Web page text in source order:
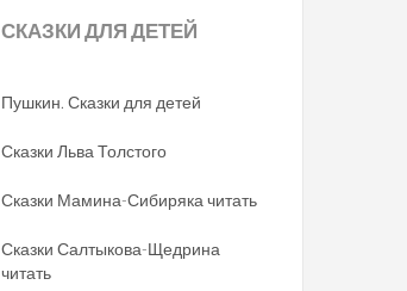
СКАЗКИДЛЯ ДЕТЕЙ
Пушкин. Сказки для детей
Сказки Льва Толстого
Сказки Мамина-Сибиряка читать
Сказки Салтыкова-Щедрина
читать